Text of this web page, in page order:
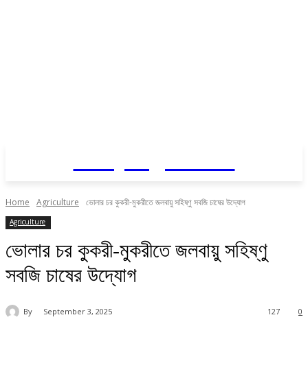
Home Agriculture ভোলার চর কুকরী-মুকরীতে জলবায়ু সহিষ্ণু সবজি চাষের উদ্যোগ
Agriculture
ভোলার চর কুকরী-মুকরীতে জলবায়ু সহিষ্ণু
সবজি চাষের উদ্যোগ
By September 3, 2025 0
127